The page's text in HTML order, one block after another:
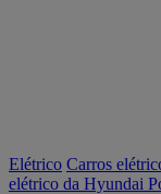
Elétrico Carros
elétrico da Hyundai